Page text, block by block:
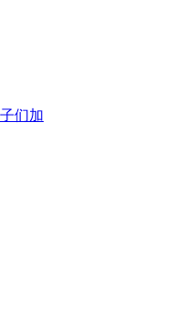
们加